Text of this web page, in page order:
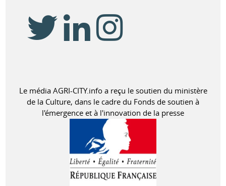
Le média AGRI-CITY.info a reçu le soutien du ministère
de la Culture, dans le cadre du Fonds de soutien à
l'émergence et à l'innovation de la presse